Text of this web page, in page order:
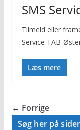
SMS
Tilmeld eller
Service TAB-
Læs mere
← Forrige
Søg her på